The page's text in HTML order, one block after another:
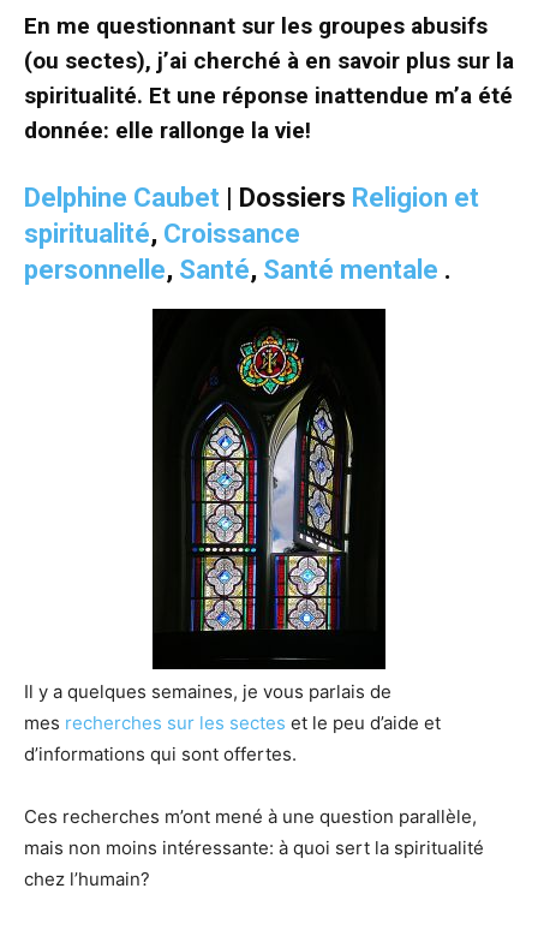
En me questionnant sur les groupes abusifs
(ou sectes), j’ai cherché à en savoir plus sur la
spiritualité. Et une réponse inattendue m’a été
donnée: elle rallonge la vie!
Delphine Caubet | Dossiers Religion et
spiritualité, Croissance
personnelle, Santé, Santé mentale .
Il y a quelques semaines, je vous parlais de
mes recherches sur les sectes et le peu d’aide et
d’informations qui sont offertes.
Ces recherches m’ont mené à une question parallèle,
mais non moins intéressante: à quoi sert la spiritualité
chez l’humain?